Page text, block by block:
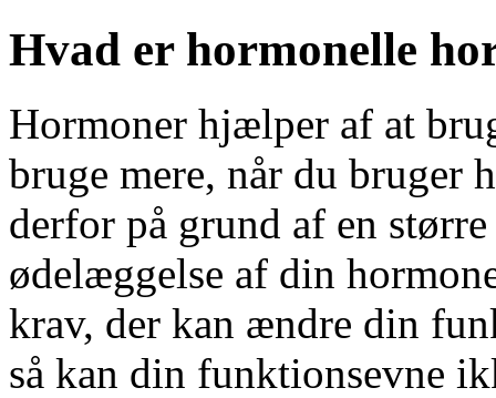
Hvad er hormonelle
Hormoner hjælper af at
bruge mere, når du bruger
derfor på grund af en
ødelæggelse af din
krav, der kan ændre din
så kan din funktionsevne